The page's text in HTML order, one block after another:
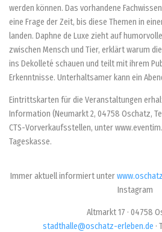
werden können. Das vorhandene
eine Frage der Zeit, bis diese Themen in
landen. Daphne de Luxe zieht auf
zwischen Mensch und Tier, erklärt warum
ins Dekolleté schauen und teilt mit ihrem
Erkenntnisse. Unterhaltsamer kann ein
Eintrittskarten für die Veranstaltungen
Information (Neumarkt 2, 04758 Oschatz,
CTS-Vorverkaufsstellen, unter
Tageskasse.
Immer aktuell informiert unter
Instagram
Altmarkt 17 · 04758
stadthalle@oschatz-erleben.de ·